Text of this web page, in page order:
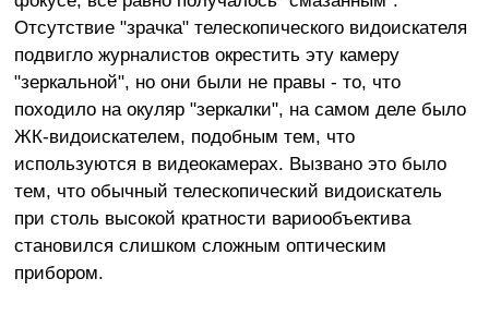
Отсутствие "зрачка" телескопического видоискателя
подвигло журналистов окрестить эту камеру
"зеркальной", но они были не правы - то, что
походило на окуляр "зеркалки", на самом деле было
ЖК-видоискателем, подобным тем, что
используются в видеокамерах. Вызвано это было
тем, что обычный телескопический видоискатель
при столь высокой кратности вариообъектива
становился слишком сложным оптическим
прибором.